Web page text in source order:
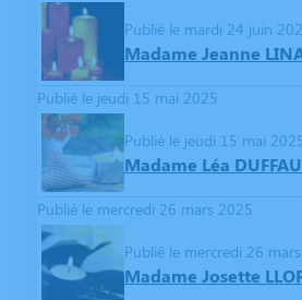
Publié le mardi 24 juin
Madame Jeanne
Publié le jeudi 15 mai 2025
Publié le jeudi 15 mai 2025
Madame Léa DUFFAU
Publié le mercredi 26 mars 2025
Publié le mercredi 26
Madame Josette